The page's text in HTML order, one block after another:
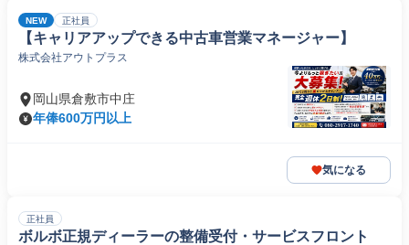
NEW 正社員
【キャリアアップできる中古車営業マネージャー】
株式会社アウトプラス
岡山県倉敷市中庄
年俸600万円以上
気になる
正社員
ボルボ正規ディーラーの整備受付・サービスフロント